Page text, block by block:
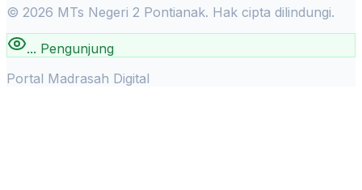
© 2026 MTs Negeri 2 Pontianak. Hak cipta dilindungi.
... Pengunjung
Portal Madrasah Digital